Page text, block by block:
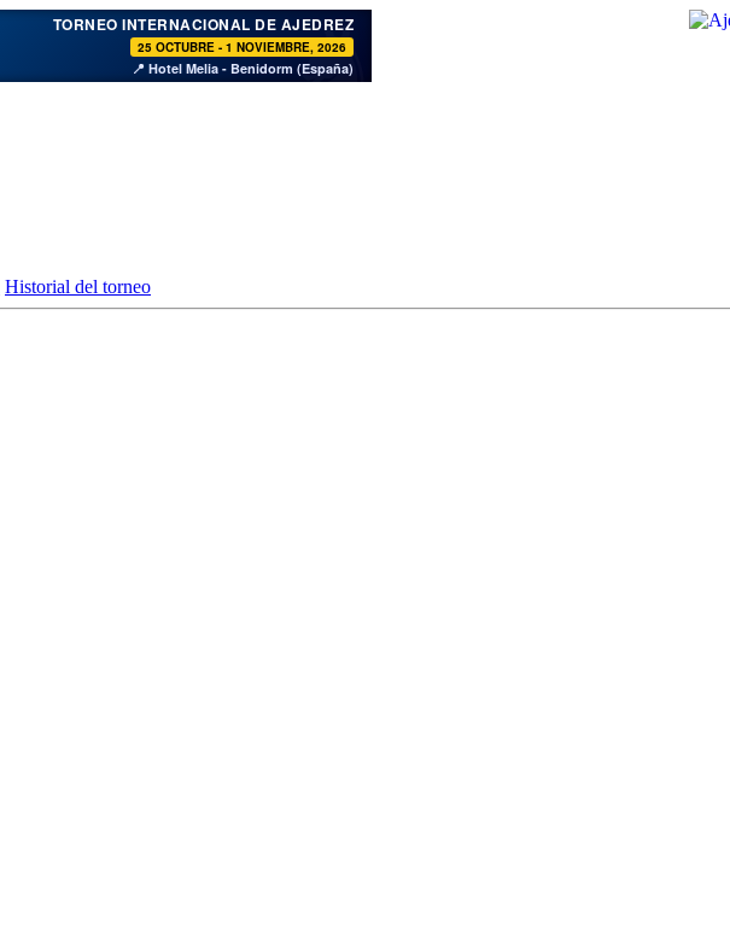
♞
TORNEO INTERNACIONAL DE AJEDREZ
25 OCTUBRE - 1 NOVIEMBRE, 2026
📍 Hotel Melia - Benidorm (España)
Historial del torneo